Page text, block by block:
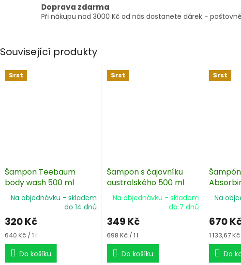
Doprava zdarma
Při nákupu nad 3000 Kč od nás dostanete dárek -
Související produkty
Srst
Šampon Teebaum
body wash 500 ml
Na objednávku - skladem
do 14 dnů
320 Kč
Měrná
cena:
640 Kč / 1 l
Do košíku
Srst
Šampon s čajovníku
australského 500 ml
Na objednávku - skladem
do 7 dnů
349 Kč
Měrná
cena:
698 Kč / 1 l
Do košíku
Srst
591 ml
Na
670
Měrná
cena:
1 133,67
Do